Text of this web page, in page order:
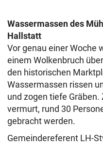
Wassermassen des
Hallstatt
Vor genau einer Woche
einem Wolkenbruch
den historischen
Wassermassen rissen
und zogen tiefe
vermurt, rund 30
gebracht werden.
Gemeindereferent LH-